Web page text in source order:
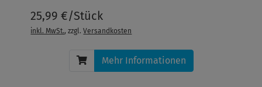
25,99 €/Stück
inkl. MwSt., zzgl.Versandkosten
Mehr Informationen